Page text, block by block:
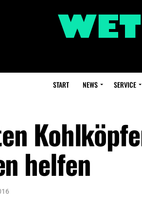
START NEWS SERVICE
helfen